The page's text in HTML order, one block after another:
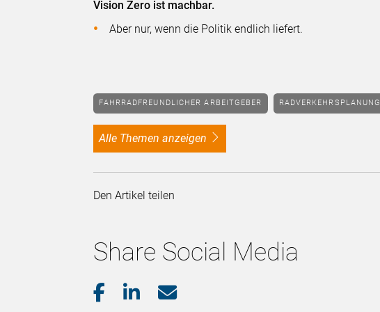
Vision Zero ist machbar.
Aber nur, wenn die Politik endlich liefert.
FAHRRADFREUNDLICHER ARBEITGEBER RADVERKEHRSPLANUNG
alle Themen anzeigen
Den Artikel teilen
Share Social Media